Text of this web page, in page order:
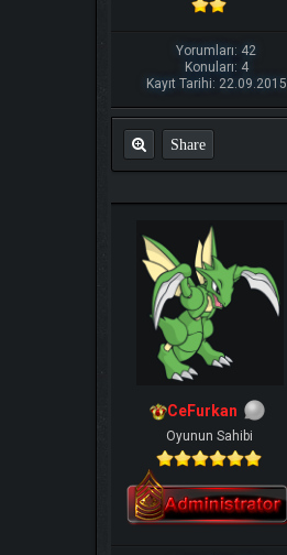
Yorumları: 42
Konuları: 4
Kayıt Tarihi: 22.09.2015
Share
CeFurkan
Oyunun Sahibi